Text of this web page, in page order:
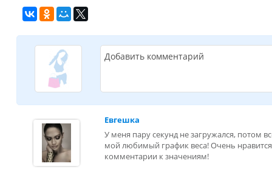
Добавить комментарий
Евгешка
У меня пару секунд не загружался, потом
мой любимый график веса! Очень
комментарии к значениям!